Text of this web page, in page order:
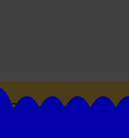
Suivez toutes les